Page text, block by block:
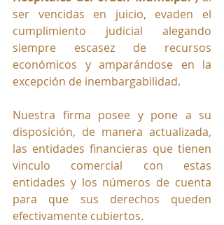
ser vencidas en juicio, evaden el
cumplimiento judicial alegando
siempre escasez de recursos
económicos y amparándose en la
excepción de inembargabilidad.
Nuestra firma posee y pone a su
disposición, de manera actualizada,
las entidades financieras que tienen
vinculo comercial con estas
entidades y los números de cuenta
para que sus derechos queden
efectivamente cubiertos.